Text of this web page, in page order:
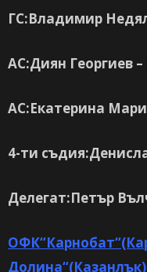
ГС:Владимир
АС:Диян Георгиев
АС:Екатерина
4-ти
Делегат:Петър
Долина“(Казанлък)